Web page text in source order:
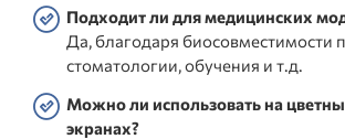
Подходит ли для медицинских
Да, благодаря биосовместимости
стоматологии, обучения и т.д.
Можно ли использовать на
экранах?